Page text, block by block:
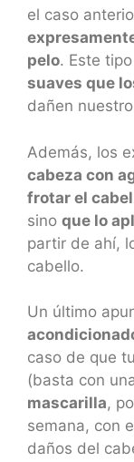
el caso
pelo. Este
suaves que
dañen
Además, los
cabeza con
frotar el
sino que lo
partir de ahí,
cabello.
Un último
caso de que
(basta con
mascarilla,
semana, con
daños del